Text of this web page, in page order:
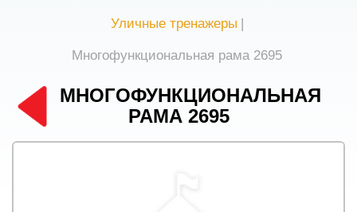
Уличные тренажеры |
Многофункциональная рама 2695
МНОГОФУНКЦИОНАЛЬНАЯ
РАМА 2695